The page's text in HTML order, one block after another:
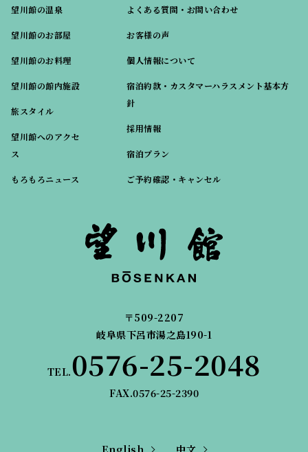
望川館の温泉
望川館のお部屋
望川館のお料理
望川館の館内施設
旅スタイル
望川館へのアクセ
ス
もろもろニュース
よくある質問・お問い合わせ
お客様の声
個人情報について
宿泊約款・カスタマーハラスメント基本方
針
採用情報
宿泊プラン
ご予約確認・キャンセル
〒509-2207
岐阜県下呂市湯之島190-1
TEL.0576-25-2048
FAX.0576-25-2390